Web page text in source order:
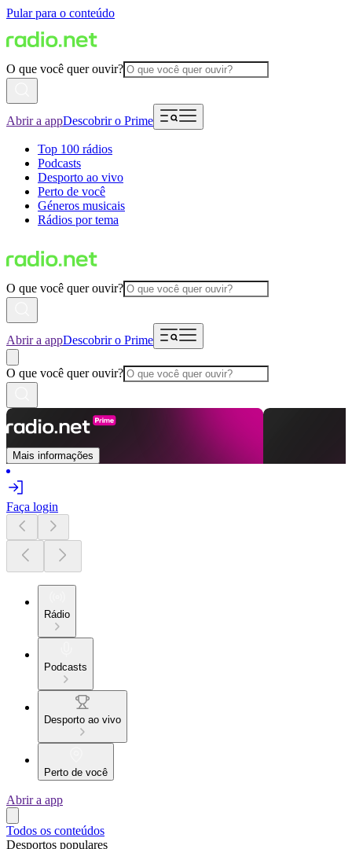
Pular para o conteúdo
O que você quer ouvir?
Abrir a appDescobrir o Prime
Top 100 rádios
Podcasts
Desporto ao vivo
Perto de você
Géneros musicais
Rádios por tema
O que você quer ouvir?
Abrir a appDescobrir o Prime
O que você quer ouvir?
Mais informações
Faça login
Rádio
Podcasts
Desporto ao vivo
Perto de você
Abrir a app
Todos os conteúdos
Desportos populares